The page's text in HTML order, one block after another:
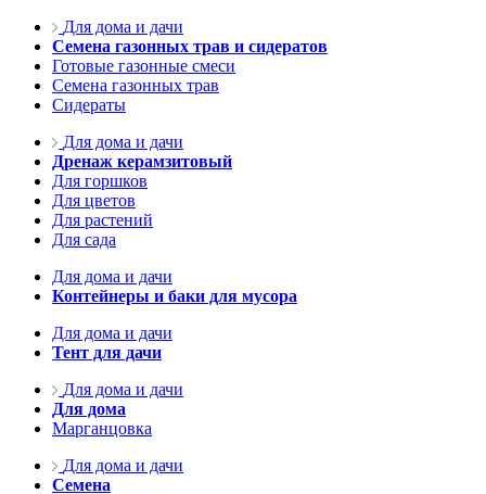
Для дома и дачи
Семена газонных трав и сидератов
Готовые газонные смеси
Семена газонных трав
Сидераты
Для дома и дачи
Дренаж керамзитовый
Для горшков
Для цветов
Для растений
Для сада
Для дома и дачи
Контейнеры и баки для мусора
Для дома и дачи
Тент для дачи
Для дома и дачи
Для дома
Марганцовка
Для дома и дачи
Семена